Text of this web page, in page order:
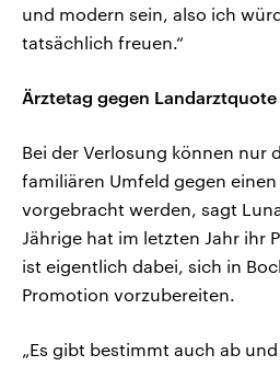
und modern sein, also ich
tatsächlich freuen.“
Ärztetag gegen Landarztquote
Bei der Verlosung können nur
familiären Umfeld gegen
vorgebracht werden, sagt
Jährige hat im letzten Jahr ihr
ist eigentlich dabei, sich in
Promotion vorzubereiten.
„Es gibt bestimmt auch ab